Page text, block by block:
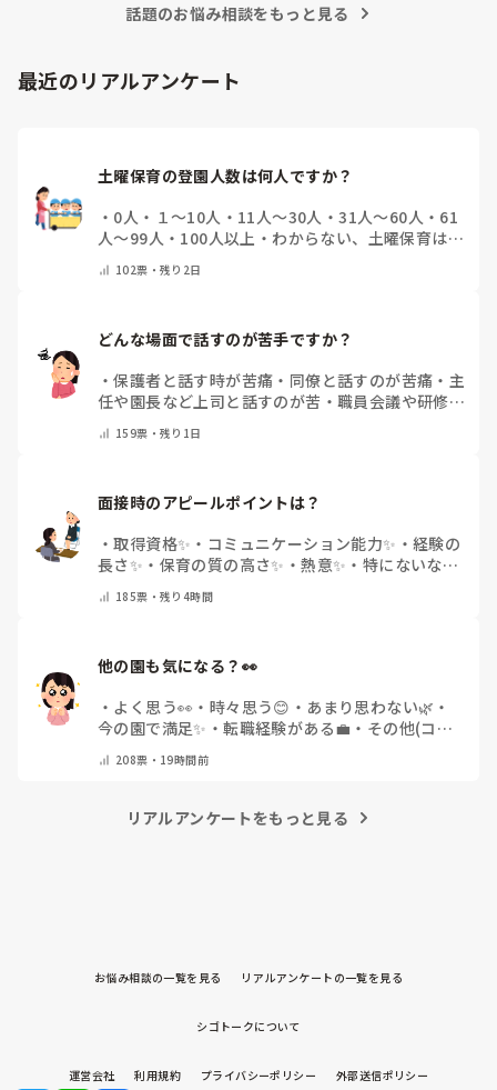
話題のお悩み相談をもっと見る
最近のリアルアンケート
土曜保育の登園人数は何人ですか？
・ 0人 ・ １～10人 ・ 11人～30人 ・31人～60人 ・ 61
人～99人 ・ 100人以上 ・ わからない、土曜保育はな
102票・残り2日
どんな場面で話すのが苦手ですか？
・保護者と話す時が苦痛 ・ 同僚と話すのが苦痛 ・ 主
任や園長など上司と話すのが苦 ・ 職員会議や研修場
他(コメントで教えてください)
159票・残り1日
面接時のアピールポイントは？
・取得資格✨ ・ コミュニケーション能力✨ ・ 経験の
長さ✨ ・ 保育の質の高さ✨ ・熱意✨ ・ 特にないな・
185票・残り4時間
他の園も気になる？👀
・ よく思う👀 ・ 時々思う😊 ・ あまり思わない🌿 ・
今の園で満足✨ ・転職経験がある💼 ・ その他(コメ
208票・ 19時間前
リアルアンケートをもっと見る
お悩み相談の一覧を見る リアルアンケートの一覧を見る
シゴトークについて
運営会社 利用規約 プライバシーポリシー 外部送信ポリシー